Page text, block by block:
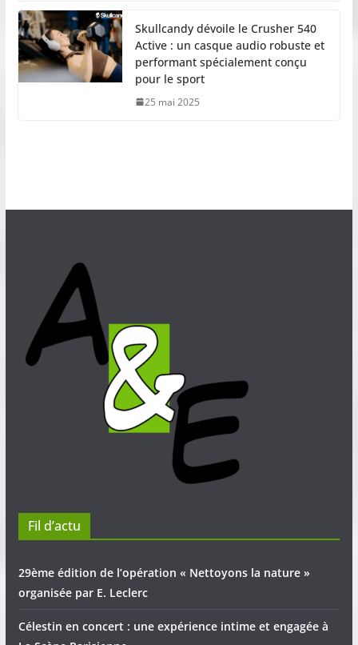
Skullcandy dévoile le Crusher 540
Active : un casque audio robuste et
performant spécialement conçu
pour le sport
25 mai 2025
Fil d’actu
29ème édition de l’opération « Nettoyons la nature »
organisée par E. Leclerc
Célestin en concert : une expérience intime et engagée à